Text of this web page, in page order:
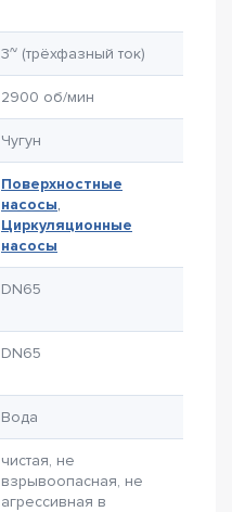
3~ (трёхфазный ток)
2900 об/мин
Чугун
Поверхностные
насосы,
Циркуляционные
насосы
DN65
DN65
Вода
чистая, не
взрывоопасная, не
агрессивная в